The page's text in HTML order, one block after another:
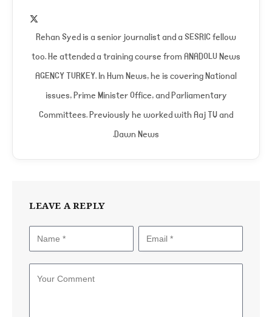
Rehan Syed is a senior journalist and a SESRIC fellow
too. He attended a training course from ANADOLU News
AGENCY TURKEY. In Hum News, he is covering National
issues, Prime Minister Office, and Parliamentary
Committees. Previously he worked with Aaj TV and
Dawn News.
LEAVE A REPLY